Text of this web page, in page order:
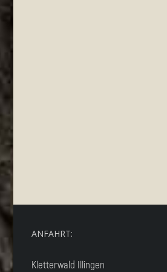
ANFAHRT:
Kletterwald Illingen